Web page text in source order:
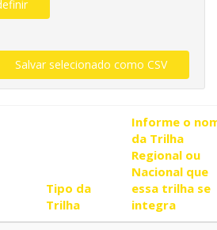
Salvar selecionado como CSV
Tipo da
Trilha
Informe o
da Trilha
Regional ou
Nacional que
essa trilha se
integra